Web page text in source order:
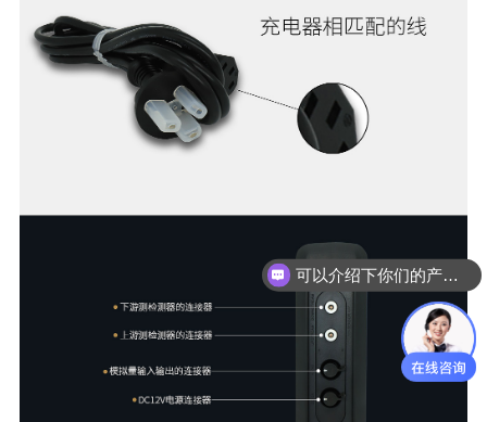
可以介绍下你们的产品么？